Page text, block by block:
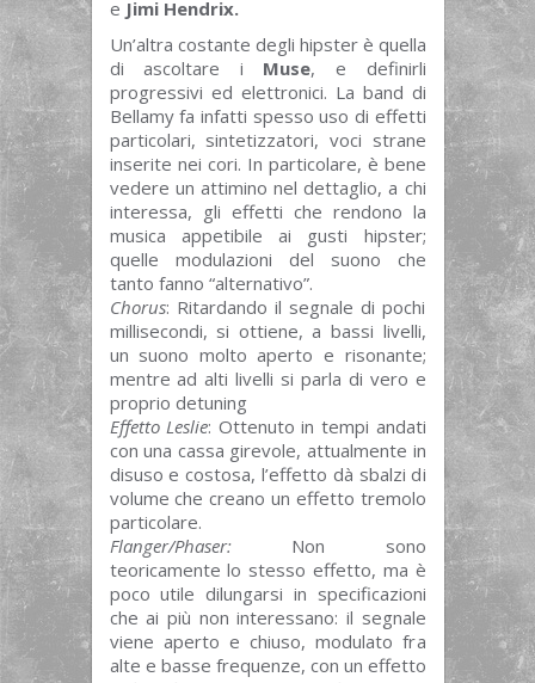
e Jimi Hendrix.
Un’altra costante degli hipster è quella
di ascoltare i Muse, e definirli
progressivi ed elettronici. La band di
Bellamy fa infatti spesso uso di effetti
particolari, sintetizzatori, voci strane
inserite nei cori. In particolare, è bene
vedere un attimino nel dettaglio, a chi
interessa, gli effetti che rendono la
musica appetibile ai gusti hipster;
quelle modulazioni del suono che
tanto fanno “alternativo”.
Chorus: Ritardando il segnale di pochi
millisecondi, si ottiene, a bassi livelli,
un suono molto aperto e risonante;
mentre ad alti livelli si parla di vero e
proprio detuning
Effetto Leslie: Ottenuto in tempi andati
con una cassa girevole, attualmente in
disuso e costosa, l’effetto dà sbalzi di
volume che creano un effetto tremolo
particolare.
Flanger/Phaser:Non sono
teoricamente lo stesso effetto, ma è
poco utile dilungarsi in specificazioni
che ai più non interessano: il segnale
viene aperto e chiuso, modulato fra
alte e basse frequenze, con un effetto